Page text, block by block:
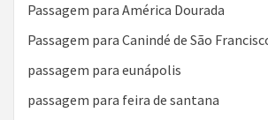
Passagem para América Dourada
Passagem para Canindé de São
passagem para eunápolis
passagem para feira de santana